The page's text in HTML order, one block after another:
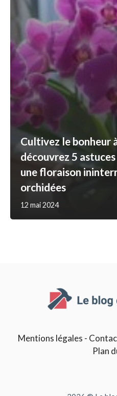
Cultivez le bonheur
découvrez 5
une floraison
orchidées
12 mai 2024
Mentions légales -
Plan